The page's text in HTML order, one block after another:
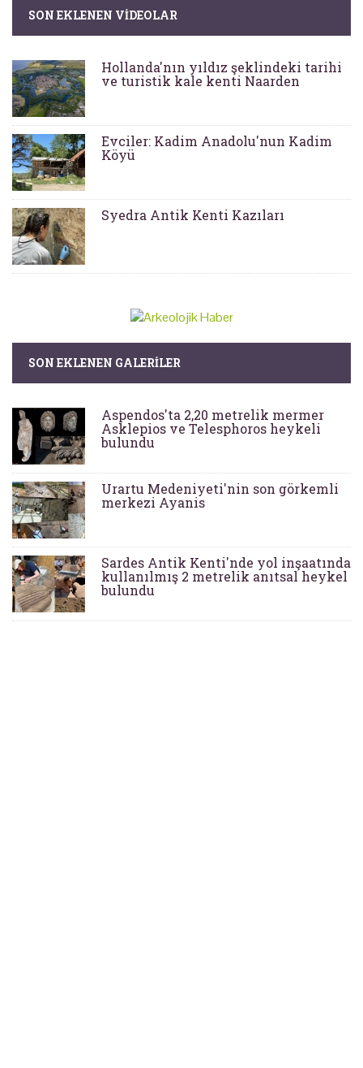
SON EKLENEN VIDEOLAR
Hollanda'nın yıldız şeklindeki tarihi
ve turistik kale kenti Naarden
Evciler: Kadim Anadolu'nun Kadim
Köyü
Syedra Antik Kenti Kazıları
SON EKLENEN GALERILER
Aspendos'ta 2,20 metrelik mermer
Asklepios ve Telesphoros heykeli
bulundu
Urartu Medeniyeti'nin son görkemli
merkezi Ayanis
Sardes Antik Kenti'nde yol inşaatında
kullanılmış 2 metrelik anıtsal heykel
bulundu